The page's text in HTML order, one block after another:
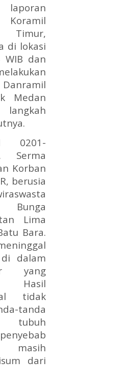
Koramil
Timur,
di lokasi
WIB dan
Medan
0201-
Serma
Korban
berusia
Bunga
Lima
Bara.
dalam
yang
Hasil
tidak
tanda
tubuh
masih
dari